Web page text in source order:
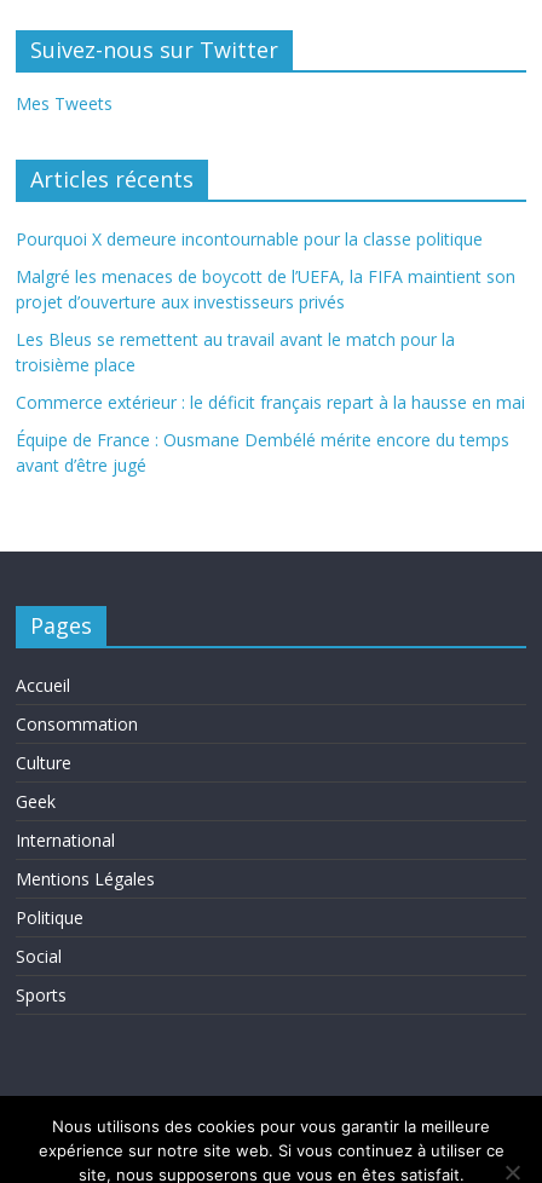
Suivez-nous sur Twitter
Mes Tweets
Articles récents
Pourquoi X demeure incontournable pour la classe politique
Malgré les menaces de boycott de l’UEFA, la FIFA maintient son
projet d’ouverture aux investisseurs privés
Les Bleus se remettent au travail avant le match pour la
troisième place
Commerce extérieur : le déficit français repart à la hausse en mai
Équipe de France : Ousmane Dembélé mérite encore du temps
avant d’être jugé
Pages
Accueil
Consommation
Culture
Geek
International
Mentions Légales
Politique
Social
Sports
Copyright © 2026ActuInfos . Tous droits réservés.
Theme ColorMag parThemeGrill.. Propulsé parWordPress
Nous utilisons des cookies pour vous garantir la meilleure
expérience sur notre site web. Si vous continuez à utiliser ce
site, nous supposerons que vous en êtes satisfait.